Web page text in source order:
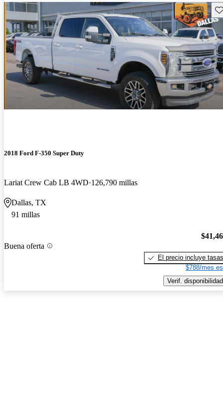
2018 Ford F-350 Super Duty
Lariat Crew Cab LB 4WD 126,790 millas
Dallas, TX
91 millas
Buena oferta
El precio incluye tasas
$788/mes
Verif. disponibilidad